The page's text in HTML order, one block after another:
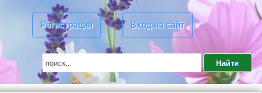
Регистрация Вход на сайт